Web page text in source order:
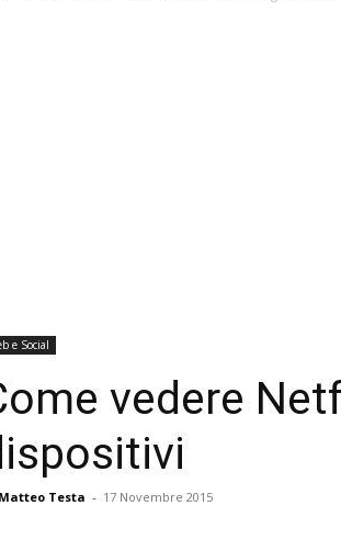
e Social
vedere
Matteo Testa - 17 Novembre 2015